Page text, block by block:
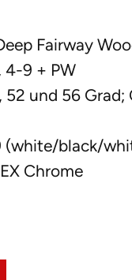
Fairway
4-9 + PW
52 und 56
(white/black/
Chrome